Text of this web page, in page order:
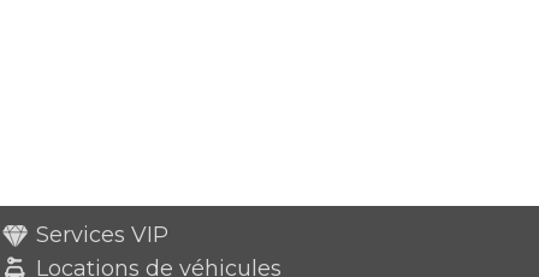
Services VIP
Locations de véhicules